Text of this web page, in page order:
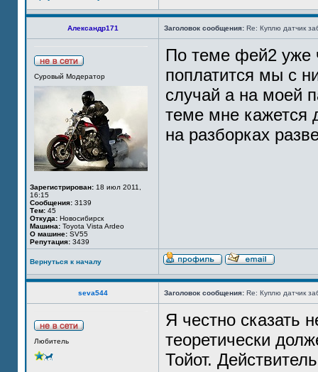
Александр171 Заголовок сообщения: Re: Куплю датчик
Суровый Модератор
Зарегистрирован: 18 июл 2011,
16:15
Сообщения: 3139
Тем: 45
Откуда: Новосибирск
Машина: Toyota Vista Ardeo
О машине: SV55
Репутация: 3439
По теме фей2 уже
поплатится мы с
случай а на моей
теме мне кажется
на разборках
Вернуться к началу
seva544 Заголовок сообщения: Re: Куплю датчик
Любитель
Я честно сказать
теоретически
Тойот.